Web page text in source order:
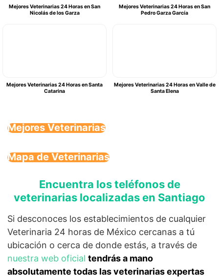
Mejores Veterinarias 24 Horas en San
Nicolás de los Garza
Mejores Veterinarias 24 Horas en San
Pedro Garza García
Mejores Veterinarias 24 Horas en Santa
Catarina
Mejores Veterinarias 24 Horas en Valle de
Santa Elena
Mejores Veterinarias
Mapa de Veterinarias
Encuentra los teléfonos de
veterinarias localizadas en Santiago
Si desconoces los establecimientos de cualquier
Veterinaria 24 horas de México cercanas a tú
ubicación o cerca de donde estás, a través de
nuestra web oficial tendrás a mano
absolutamente todas las veterinarias expertas